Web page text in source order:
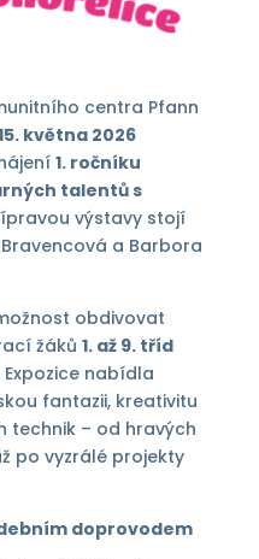
centra Pfann
května 2026
1. ročníku
talentů s
výstavy stojí
a Barbora
obdivovat
žáků 1. až 9. tříd
nabídla
fantazii, kreativitu
technik – od hravých
po vyzrálé projekty
doprovodem